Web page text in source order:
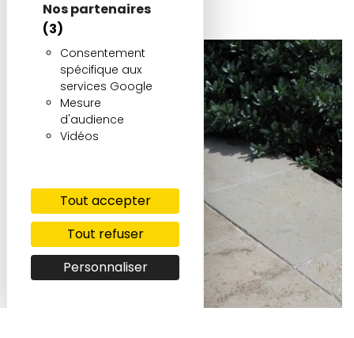
Nos partenaires
(3)
Consentement
spécifique aux
services Google
Mesure
d'audience
Vidéos
Tout accepter
Tout refuser
Personnaliser